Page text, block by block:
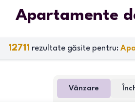
Apartamente
12711 rezultate găsite pentru:
Vânzare